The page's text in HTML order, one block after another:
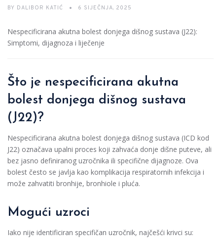
BY DALIBOR KATIĆ 6 SIJEČNJA, 2025
Nespecificirana akutna bolest donjega dišnog sustava (J22):
Simptomi, dijagnoza i liječenje
Što je nespecificirana akutna
bolest donjega dišnog sustava
(J22)?
Nespecificirana akutna bolest donjega dišnog sustava (ICD kod
J22) označava upalni proces koji zahvaća donje dišne puteve, ali
bez jasno definiranog uzročnika ili specifične dijagnoze. Ova
bolest često se javlja kao komplikacija respiratornih infekcija i
može zahvatiti bronhije, bronhiole i pluća.
Mogući uzroci
Iako nije identificiran specifičan uzročnik, najčešći krivci su: